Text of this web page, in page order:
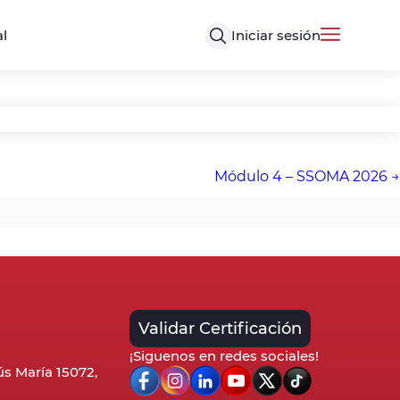
Iniciar sesión
Módulo 4 – SSOMA 2026
María 15072,
Validar Certificación
¡Siguenos en redes sociales!